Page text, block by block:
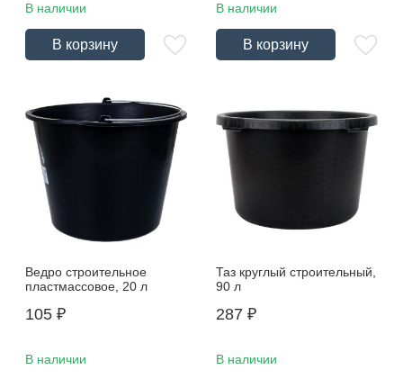
В наличии
В корзину
В наличии
В корзину
Ведро строительное
пластмассовое, 20 л
105 ₽
В наличии
Таз круглый строительный,
90 л
287 ₽
В наличии